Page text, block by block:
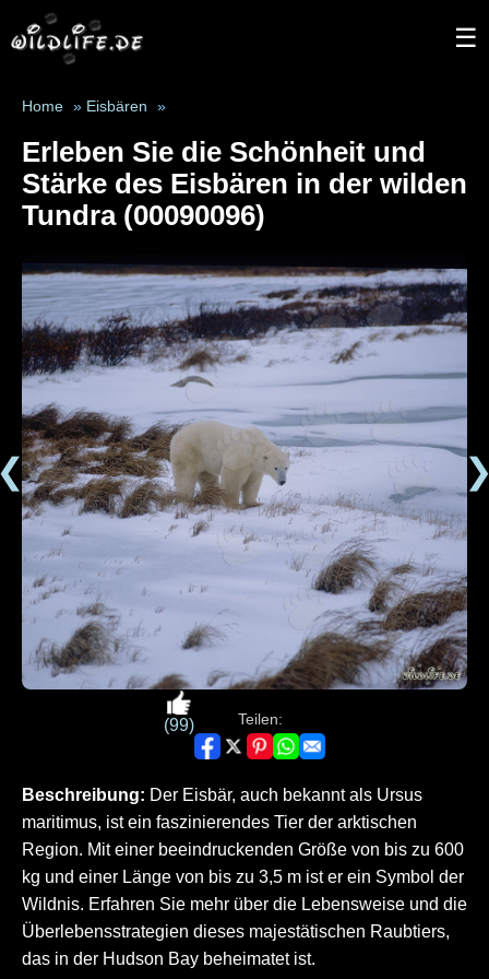
☰
Home » Eisbären »
Erleben Sie die Schönheit und
Stärke des Eisbären in der wilden
Tundra (00090096)
(99) Teilen:
Beschreibung: Der Eisbär, auch bekannt als Ursus
maritimus, ist ein faszinierendes Tier der arktischen
Region. Mit einer beeindruckenden Größe von bis zu 600
kg und einer Länge von bis zu 3,5 m ist er ein Symbol der
Wildnis. Erfahren Sie mehr über die Lebensweise und die
Überlebensstrategien dieses majestätischen Raubtiers,
das in der Hudson Bay beheimatet ist.